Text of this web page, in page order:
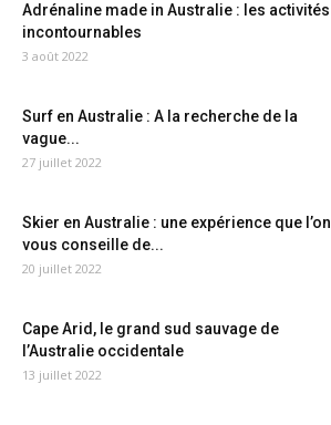
Adrénaline made in Australie : les activités
incontournables
3 août 2022
Surf en Australie : A la recherche de la
vague...
27 juillet 2022
Skier en Australie : une expérience que l’on
vous conseille de...
20 juillet 2022
Cape Arid, le grand sud sauvage de
l’Australie occidentale
13 juillet 2022